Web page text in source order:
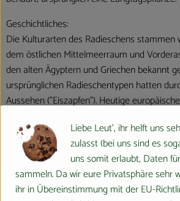
Geschichtliches:
Die Kulturarten des Radieschens stammen
dem östlichen Mittelmeerraum und
den alten Ägyptern und Griechen bekannt
ursprünglichen Radieschentypen hatten
Aussehen ("Eiszapfen"). Heutige
Verwendung:
Mit ihrem frischen, würzigen Geschmack
gut zum rohen Verzehr in Salaten sowie
Blätter und Knollen gelten auch als
Liebe Leut', ihr helft uns
zulasst (bei uns sind es
uns somit erlaubt, Daten
sammeln. Da wir eure Privatsphäre sehr
ihr in Übereinstimmung mit der EU-